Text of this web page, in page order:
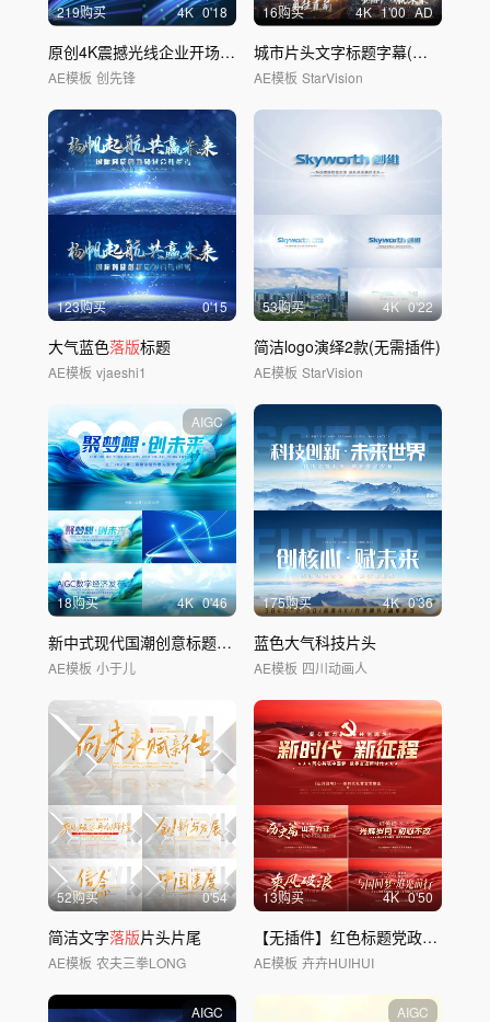
219购买 4K 0'18
原创4K震撼光线企业开场片头
AE模板 创先锋
16购买 4K 1'00 AD
城市片头文字标题字幕(无插件)
AE模板 StarVision
123购买 0'15
大气蓝色落版标题
AE模板 vjaeshi1
53购买 4K 0'22
简洁logo演绎2款(无需插件)
AE模板 StarVision
AIGC
18购买 4K 0'46
新中式现代国潮创意标题片头
AE模板 小于儿
175购买 4K 0'36
蓝色大气科技片头
AE模板 四川动画人
52购买 0'54
简洁文字落版片头片尾
AE模板 农夫三拳LONG
13购买 4K 0'50
【无插件】红色标题党政党建标题章节片头
AE模板 卉卉HUIHUI
AIGC AIGC